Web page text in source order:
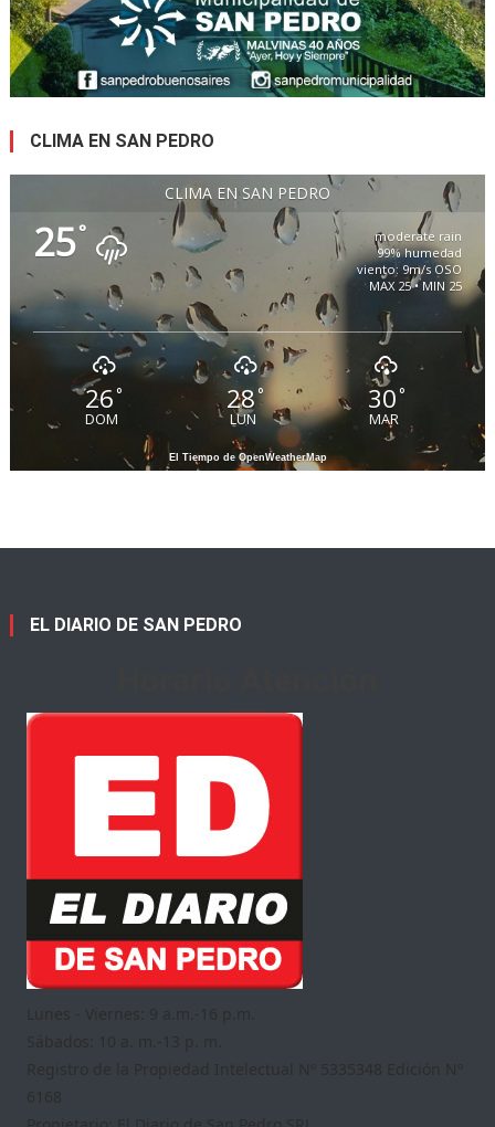
CLIMA EN SAN PEDRO
CLIMA EN SAN PEDRO
25°
moderate rain
99% humedad
viento: 9m/s OSO
MAX 25 • MIN 25
26°
DOM
28 °
LUN
30°
MAR
El Tiempo de OpenWeatherMap
EL DIARIO DE SAN PEDRO
Lunes - Viernes: 9 a.m.-16 p.m.
Sábados: 10 a. m.-13 p. m.
Registro de la Propiedad Intelectual Nº 5335348 Edición Nº
6168